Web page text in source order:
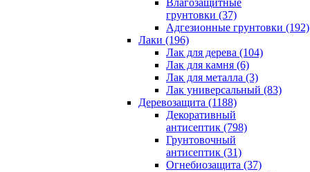
Влагозащитные
грунтовки (37)
Адгезионные грунтовки (192)
Лаки (196)
Лак для дерева (104)
Лак для камня (6)
Лак для металла (3)
Лак универсальный (83)
Деревозащита (1188)
Декоративный
антисептик (798)
Грунтовочный
антисептик (31)
Огнебиозащита (37)